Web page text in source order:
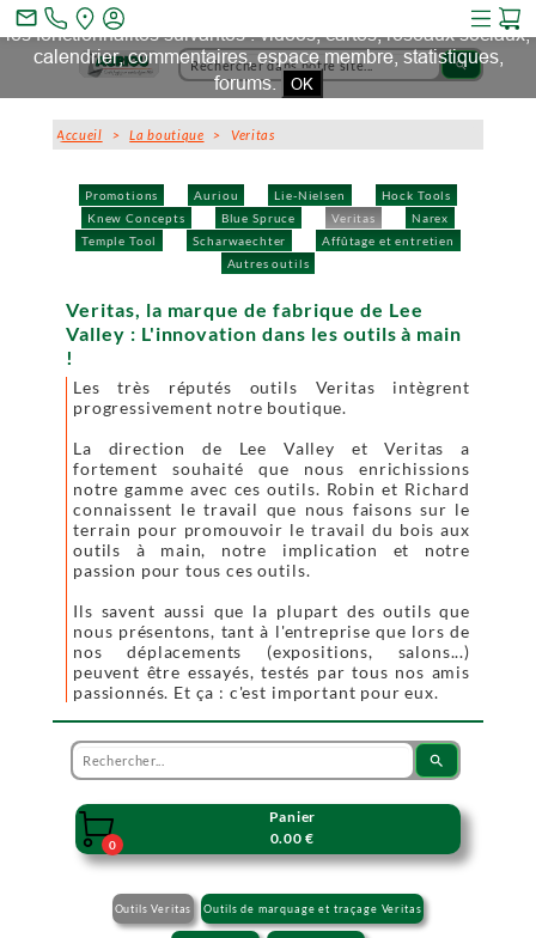
search
Promotions Auriou Lie-Nielsen
Hock Tools
Knew Concepts
Blue Spruce Veritas
Narex
Temple Tool
Scharwaechter
Affûtage et entretien
Autres outils
Accueil >La boutique > Veritas
Veritas, la marque de fabrique de Lee
Valley : L'innovation dans les outils à main
!
Les très réputés outils Veritas intègrent
progressivement notre boutique.
La direction de Lee Valley et Veritas a
fortement souhaité que nous enrichissions
notre gamme avec ces outils. Robin et Richard
connaissent le travail que nous faisons sur le
terrain pour promouvoir le travail du bois aux
outils à main, notre implication et notre
passion pour tous ces outils.
Ils savent aussi que la plupart des outils que
nous présentons, tant à l'entreprise que lors de
nos déplacements (expositions, salons...)
peuvent être essayés, testés par tous nos amis
passionnés. Et ça : c'est important pour eux.
search

0
Panier
0.00 €
Outils Veritas Outils de marquage et traçage Veritas
mail_outline
Ce site et des sites tiers qu'il utilise collectent des cookies pour
les fonctionnalités suivantes : vidéos, cartes, réseaux sociaux,
calendrier, commentaires, espace membre, statistiques,
forums. OK